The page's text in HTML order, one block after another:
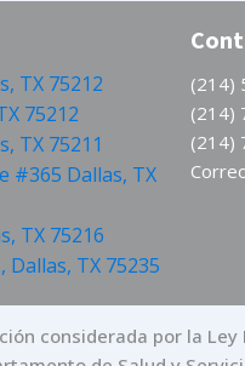
TX 75212
75212
TX 75211
#365 Dallas, TX
TX 75216
Dallas, TX 75235
(214)
(214)
(214)
considerada por la